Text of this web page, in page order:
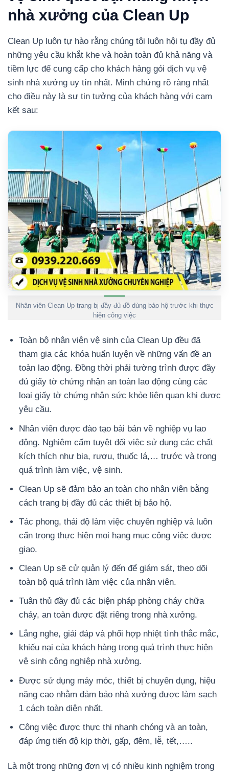
nhà xưởng của Clean Up
Clean Up luôn tự hào rằng chúng tôi luôn hội tụ đầy đủ
những yêu cầu khắt khe và hoàn toàn đủ khả năng và
tiềm lực để cung cấp cho khách hàng gói dịch vụ vệ
sinh nhà xưởng uy tín nhất. Minh chứng rõ ràng nhất
cho điều này là sự tin tưởng của khách hàng với cam
kết sau:
Nhân viên Clean Up trang bị đầy đủ đồ dùng bảo hộ trước khi thực
hiện công việc
Toàn bộ nhân viên vệ sinh của Clean Up đều đã
tham gia các khóa huấn luyện về những vấn đề an
toàn lao động. Đồng thời phải tường trình được đầy
đủ giấy tờ chứng nhận an toàn lao động cùng các
loại giấy tờ chứng nhận sức khỏe liên quan khi được
yêu cầu.
Nhân viên được đào tạo bài bản về nghiệp vụ lao
động. Nghiêm cấm tuyệt đối việc sử dụng các chất
kích thích như bia, rượu, thuốc lá,… trước và trong
quá trình làm việc, vệ sinh.
Clean Up sẽ đảm bảo an toàn cho nhân viên bằng
cách trang bị đầy đủ các thiết bị bảo hộ.
Tác phong, thái độ làm việc chuyên nghiệp và luôn
cẩn trọng thực hiện mọi hạng mục công việc được
giao.
Clean Up sẽ cử quản lý đến để giám sát, theo dõi
toàn bộ quá trình làm việc của nhân viên.
Tuân thủ đầy đủ các biện pháp phòng cháy chữa
cháy, an toàn được đặt riêng trong nhà xưởng.
Lắng nghe, giải đáp và phối hợp nhiệt tình thắc mắc,
khiếu nại của khách hàng trong quá trình thực hiện
vệ sinh công nghiệp nhà xưởng.
Được sử dụng máy móc, thiết bị chuyên dụng, hiệu
năng cao nhằm đảm bảo nhà xưởng được làm sạch
1 cách toàn diện nhất.
Công việc được thực thi nhanh chóng và an toàn,
đáp ứng tiến độ kịp thời, gấp, đêm, lễ, tết,…..
Là một trong những đơn vị có nhiều kinh nghiệm trong